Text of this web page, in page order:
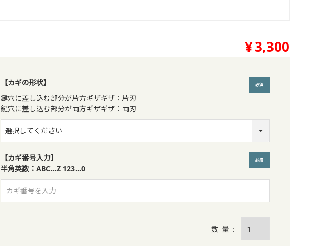
¥3,300
【カギの形状】
鍵穴に差し込む部分が片方ギザギザ：片刃
鍵穴に差し込む部分が両方ギザギザ：両刃
【カギ番号入力】
半角英数：ABC…Z 123…0